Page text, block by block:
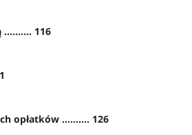
116
opłatków .......... 126